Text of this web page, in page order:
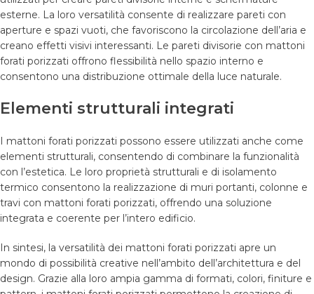
esterne. La loro versatilità consente di realizzare pareti con
aperture e spazi vuoti, che favoriscono la circolazione dell’aria e
creano effetti visivi interessanti. Le pareti divisorie con mattoni
forati porizzati offrono flessibilità nello spazio interno e
consentono una distribuzione ottimale della luce naturale.
Elementi strutturali integrati
I mattoni forati porizzati possono essere utilizzati anche come
elementi strutturali, consentendo di combinare la funzionalità
con l’estetica. Le loro proprietà strutturali e di isolamento
termico consentono la realizzazione di muri portanti, colonne e
travi con mattoni forati porizzati, offrendo una soluzione
integrata e coerente per l’intero edificio.
In sintesi, la versatilità dei mattoni forati porizzati apre un
mondo di possibilità creative nell’ambito dell’architettura e del
design. Grazie alla loro ampia gamma di formati, colori, finiture e